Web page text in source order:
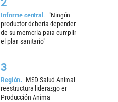
Informe central
"Ningún
productor debería depender
de su memoria para cumplir
el plan sanitario"
Región
MSD Salud Animal
reestructura liderazgo en
Producción Animal